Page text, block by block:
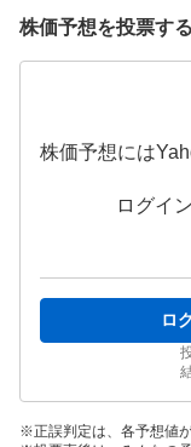
株価予想を投票する
株価予想には
ログイ
ロ
正誤判定は、各予想値